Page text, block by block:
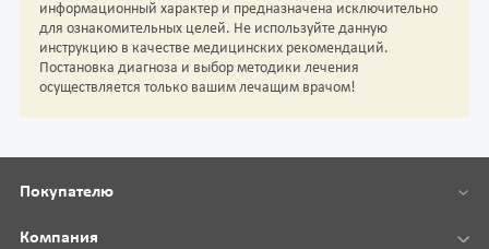
информационный характер и предназначена исключительно
для ознакомительных целей. Не используйте данную
инструкцию в качестве медицинских рекомендаций.
Постановка диагноза и выбор методики лечения
осуществляется только вашим лечащим врачом!
Покупателю
Компания